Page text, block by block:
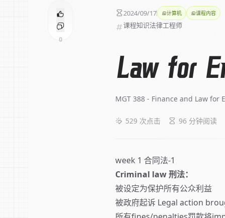
0
2024/09/17 计算机 课程内容
课程知识法律工程师
Law for
MGT 388 - Finance and Law for
529 次点击 96 分钟阅读
week 1 合同法-1
Criminal law 刑法：
被设定为保护所有公众利益
被政府起诉 Legal action